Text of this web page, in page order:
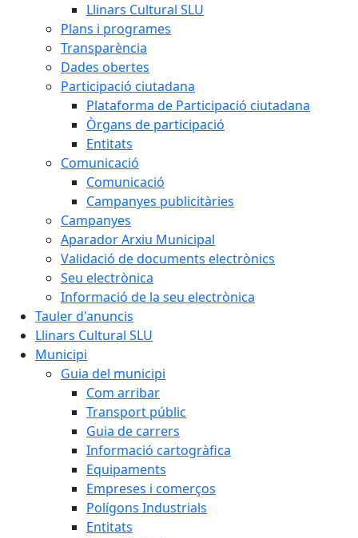
Llinars Cultural SLU
Plans i programes
Transparència
Dades obertes
Participació ciutadana
Plataforma de Participació ciutadana
Òrgans de participació
Entitats
Comunicació
Comunicació
Campanyes publicitàries
Campanyes
Aparador Arxiu Municipal
Validació de documents electrònics
Seu electrònica
Informació de la seu electrònica
Tauler d'anuncis
Llinars Cultural SLU
Municipi
Guia del municipi
Com arribar
Transport públic
Guia de carrers
Informació cartogràfica
Equipaments
Empreses i comerços
Polígons Industrials
Entitats